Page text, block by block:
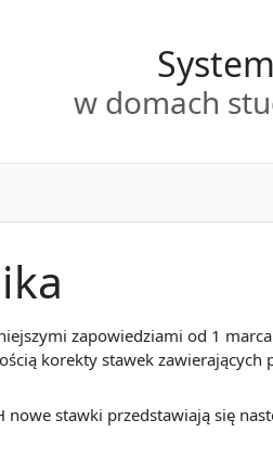
w domach
zapowiedziami od 1
korekty stawek
nowe stawki przedstawiają się